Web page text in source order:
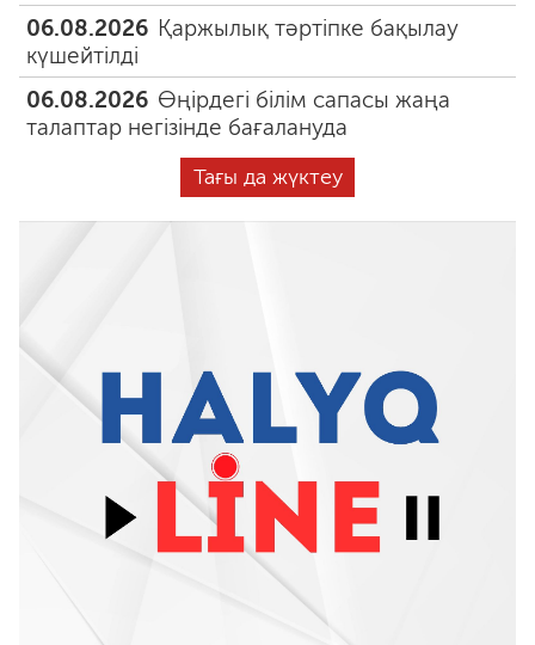
06.08.2026 Қаржылық тәртіпке бақылау
күшейтілді
06.08.2026 Өңірдегі білім сапасы жаңа
талаптар негізінде бағалануда
Тағы да жүктеу